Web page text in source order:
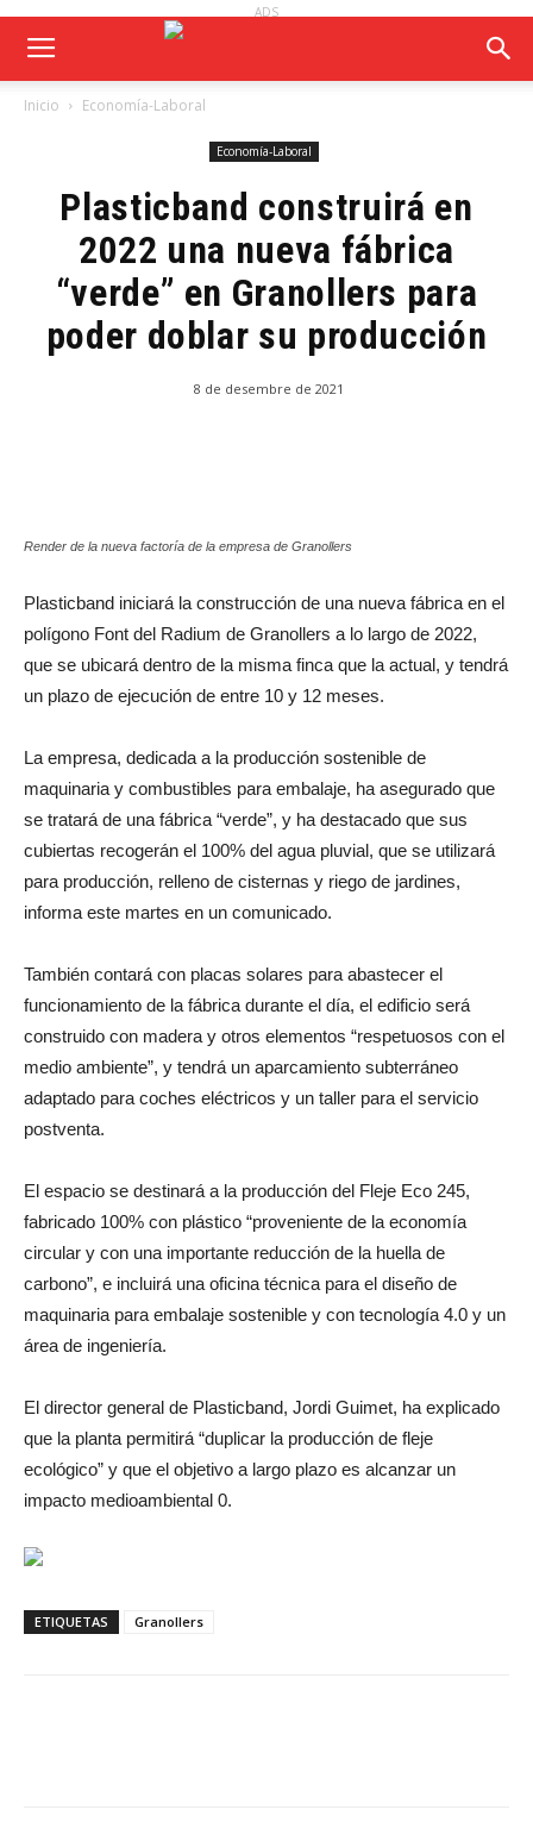
ADS
Inicio Economía-Laboral
Economía-Laboral
Plasticband construirá en
2022 una nueva fábrica
“verde” en Granollers para
poder doblar su producción
8 de desembre de 2021
Render de la nueva factoría de la empresa de Granollers
Plasticband iniciará la construcción de una nueva fábrica en el
polígono Font del Radium de Granollers a lo largo de 2022,
que se ubicará dentro de la misma finca que la actual, y tendrá
un plazo de ejecución de entre 10 y 12 meses.
La empresa, dedicada a la producción sostenible de
maquinaria y combustibles para embalaje, ha asegurado que
se tratará de una fábrica “verde”, y ha destacado que sus
cubiertas recogerán el 100% del agua pluvial, que se utilizará
para producción, relleno de cisternas y riego de jardines,
informa este martes en un comunicado.
También contará con placas solares para abastecer el
funcionamiento de la fábrica durante el día, el edificio será
construido con madera y otros elementos “respetuosos con el
medio ambiente”, y tendrá un aparcamiento subterráneo
adaptado para coches eléctricos y un taller para el servicio
postventa.
El espacio se destinará a la producción del Fleje Eco 245,
fabricado 100% con plástico “proveniente de la economía
circular y con una importante reducción de la huella de
carbono”, e incluirá una oficina técnica para el diseño de
maquinaria para embalaje sostenible y con tecnología 4.0 y un
área de ingeniería.
El director general de Plasticband, Jordi Guimet, ha explicado
que la planta permitirá “duplicar la producción de fleje
ecológico” y que el objetivo a largo plazo es alcanzar un
impacto medioambiental 0.
ETIQUETAS Granollers